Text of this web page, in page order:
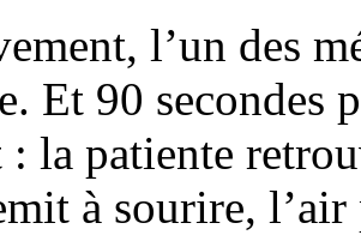
l’un des
Et 90 secondes
la patiente
à sourire,